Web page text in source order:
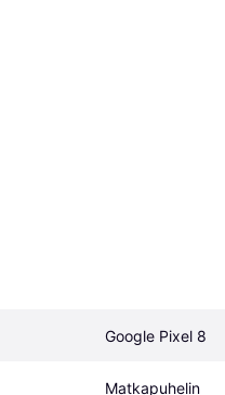
Google Pixel 8
Matkapuhelin